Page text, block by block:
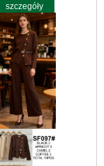
szczegóły